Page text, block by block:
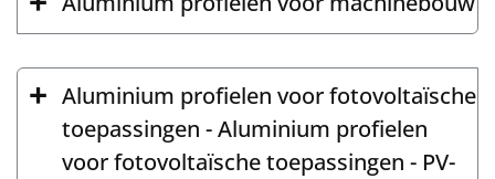
Aluminium profielen voor fotovoltaïsche
toepassingen - Aluminium profielen
voor fotovoltaïsche toepassingen - PV-